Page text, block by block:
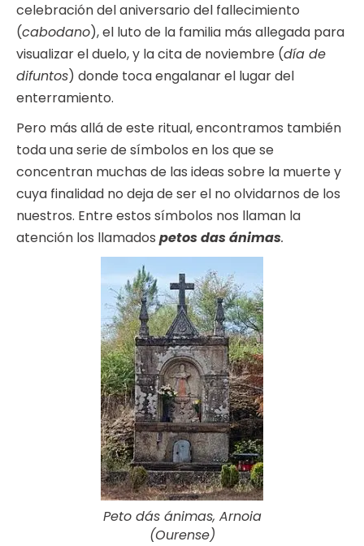
celebración del aniversario del fallecimiento
(cabodano), el luto de la familia más allegada para
visualizar el duelo, y la cita de noviembre (día de
difuntos) donde toca engalanar el lugar del
enterramiento.
Pero más allá de este ritual, encontramos también
toda una serie de símbolos en los que se
concentran muchas de las ideas sobre la muerte y
cuya finalidad no deja de ser el no olvidarnos de los
nuestros. Entre estos símbolos nos llaman la
atención los llamados petos das ánimas.
Peto dás ánimas, Arnoia
(Ourense)